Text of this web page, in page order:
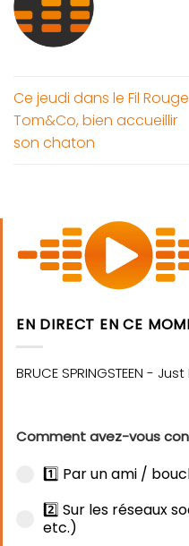
Ce jeudi dans le Fil Rouge
Tom&Co, bien accueillir
son chaton
EN DIRECT EN CE
Comment avez-vous
1️⃣ Par un ami /
2️⃣ Sur les réseaux
etc.)